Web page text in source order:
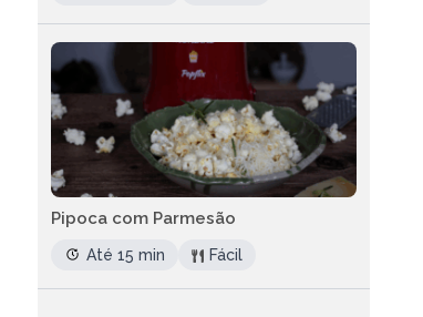
Pipoca com Parmesão
Até 15 min Fácil